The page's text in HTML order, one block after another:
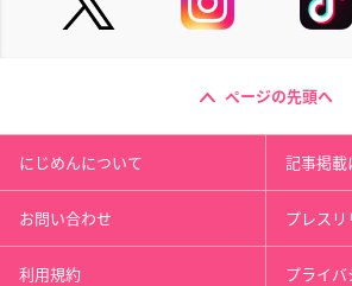
ページの先頭へ
にじめんについて 記事掲載
お問い合わせ プレス
利用規約 プライ